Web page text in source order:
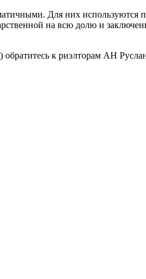
Для них
на всю долю и
к риэлторам АН